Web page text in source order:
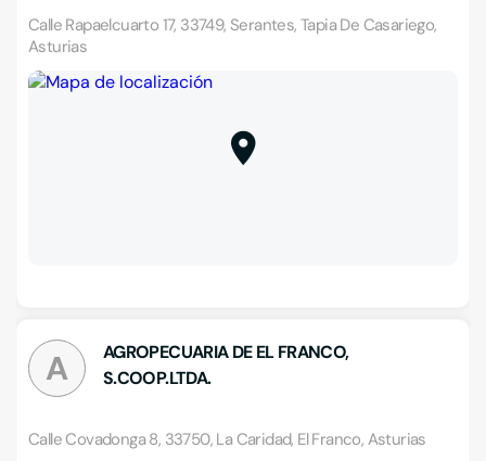
Calle Rapaelcuarto 17, 33749, Serantes, Tapia De Casariego,
Asturias
A
AGROPECUARIA DE EL FRANCO,
S.COOP.LTDA.
Calle Covadonga 8, 33750, La Caridad, El Franco, Asturias